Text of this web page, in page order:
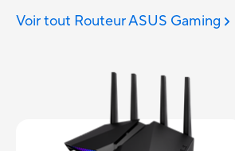
Voir tout Routeur ASUS Gaming